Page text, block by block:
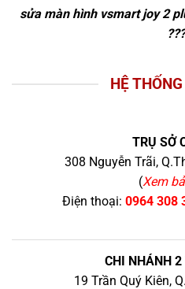
sửa màn hình vsmart joy 2
???
HỆ
TRỤ SỞ
308 Nguyễn Trãi,
(Xem
Điện thoại: 0964 308
CHI NHÁNH 2
19 Trần Quý Kiên,